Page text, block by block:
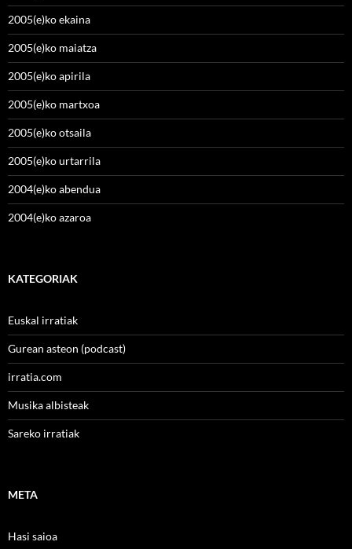
2005(e)ko ekaina
2005(e)ko maiatza
2005(e)ko apirila
2005(e)ko martxoa
2005(e)ko otsaila
2005(e)ko urtarrila
2004(e)ko abendua
2004(e)ko azaroa
KATEGORIAK
Euskal irratiak
Gurean asteon (podcast)
irratia.com
Musika albisteak
Sareko irratiak
META
Hasi saioa